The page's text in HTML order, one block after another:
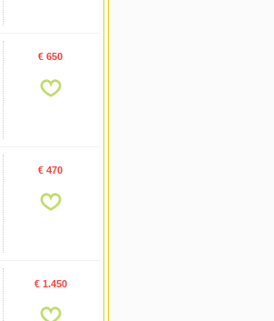
€ 650
€ 470
€ 1.450